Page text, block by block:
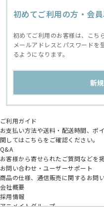
初めてご利用の方・会
初めてご利用のお客様は、こち
メールアドレスとパスワードを
るようになります。
ご利用ガイド
お支払い方法や送料・配送時間、ポ
関してはこちらをご確認ください。
Q&A
お客様から寄せられたご質問などを
お問い合わせ・ユーザーサポート
商品の仕様、通信販売に関するお問
会社概要
採用情報